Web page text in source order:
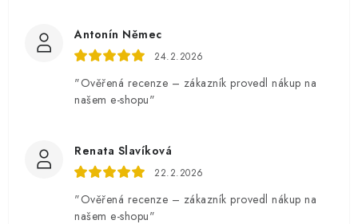
Antonín Němec
24.2.2026
"Ověřená recenze – zákazník provedl nákup na
našem e-shopu"
Renata Slavíková
22.2.2026
"Ověřená recenze – zákazník provedl nákup na
našem e-shopu"